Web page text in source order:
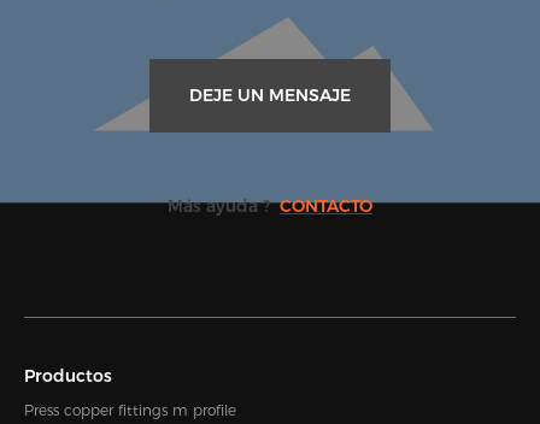
DEJE UN MENSAJE
Más ayuda ?CONTACTO
Productos
Press copper fittings m profile